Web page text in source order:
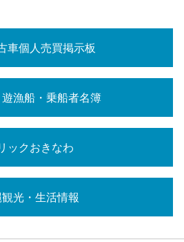
車個人売買掲示板
遊漁船・乗船者名簿
ックおきなわ
光・生活情報